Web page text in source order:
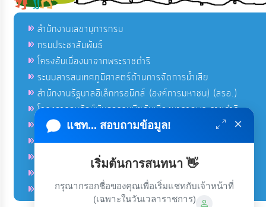
สำนักงานเลขานุการกรม
กรมประชาสัมพันธ์
โครงอันเนื่องมาจากพระราชดำริ
ระบบสารสนเทศภูมิศาสตร์ด้านการจัดการน้ำเสีย
สำนักงานรัฐบาลอิเล็กทรอนิกส์ (องค์การมหาชน) (สรอ.)
โครงการอนุรักษ์พันธุกรรมพืชอันเนื่องมาจากพระราชดำริ
คลังข่าวมหาไทย
คู่มือตาม พ.ร.บ.อำนวยความสดวกฯ
ฐานข้อมูลหน่วยงานภาครัฐ (INFO)
ศูนย์อำนวยการบริหารจังหวัดชายแดนภาคใต้ ศอ.บต.
แชท... สอบถามข้อมูล! ×
เริ่มต้นการสนทนา 👋
กรุณากรอกชื่อของคุณเพื่อเริ่มแชทกับเจ้าหน้าที่
(เฉพาะในวันเวลาราชการ)